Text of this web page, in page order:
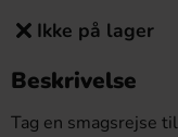
Ikke på lager
Beskrivelse
Tag en smagsrejse